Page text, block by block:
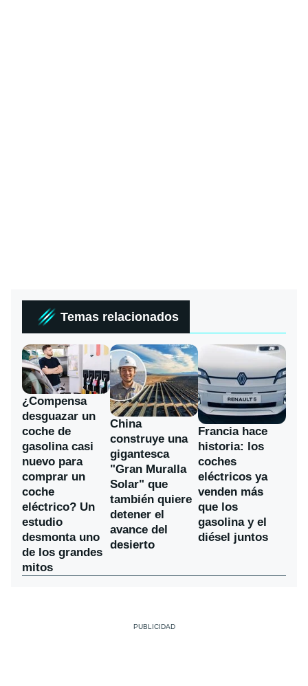
Temas relacionados
¿Compensa
desguazar un
coche de
gasolina casi
nuevo para
comprar un
coche
eléctrico? Un
estudio
desmonta uno
de los grandes
mitos
China
construye una
gigantesca
"Gran Muralla
Solar" que
también quiere
detener el
avance del
desierto
Francia hace
historia: los
coches
eléctricos ya
venden más
que los
gasolina y el
diésel juntos